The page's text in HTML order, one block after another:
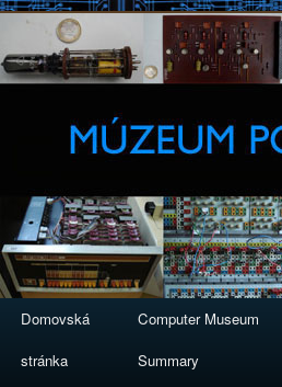
Domovská
stránka
Computer Museum
Summary